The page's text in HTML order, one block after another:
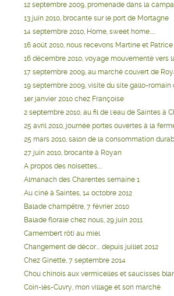
12 septembre 2009, promenade dans la
13 juin 2010, brocante sur le port de Mortagne
14 septembre 2010, Home, sweet home.....
16 août 2010, nous recevons Martine et Patrice
16 décembre 2010, voyage mouvementé vers
17 septembre 2009, au marché couvert de
19 septembre 2009, visite du site gallo-romain
1er janvier 2010 chez Françoise
2 septembre 2010, au fil de l'eau de Saintes à
25 avril 2010, journée portes ouvertes à la
25 mars 2010, salon de la consommation
27 juin 2010, brocante à Royan
A propos des noisettes....
Almanach des Charentes semaine 1
Au ciné à Saintes, 14 octobre 2012
Balade champêtre, 7 février 2010
Balade florale chez nous, 29 juin 2011
Camembert rôti au miel
Changement de décor.... depuis juillet 2012
Chez Ginette, 7 septembre 2014
Chou chinois aux vermicelles et saucisses
Coin-lès-Cuvry, mon village et son marché